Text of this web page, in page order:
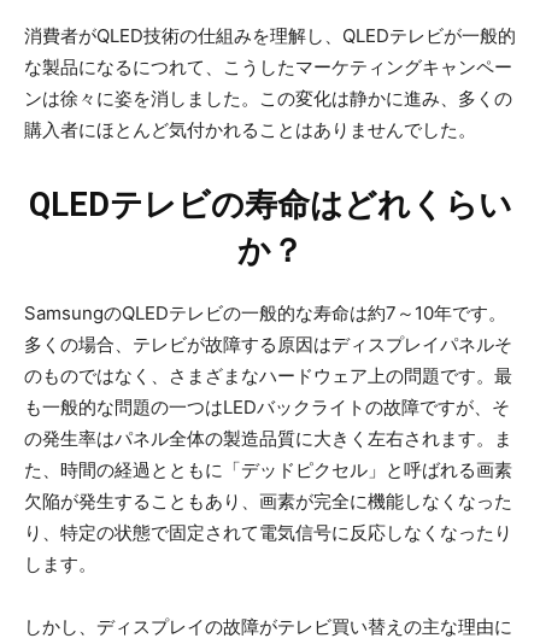
消費者がQLED技術の仕組みを理解し、QLEDテレビが一般的
な製品になるにつれて、こうしたマーケティングキャンペー
ンは徐々に姿を消しました。この変化は静かに進み、多くの
購入者にほとんど気付かれることはありませんでした。
QLEDテレビの寿命はどれくらい
か？
SamsungのQLEDテレビの一般的な寿命は約7～10年です。
多くの場合、テレビが故障する原因はディスプレイパネルそ
のものではなく、さまざまなハードウェア上の問題です。最
も一般的な問題の一つはLEDバックライトの故障ですが、そ
の発生率はパネル全体の製造品質に大きく左右されます。ま
た、時間の経過とともに「デッドピクセル」と呼ばれる画素
欠陥が発生することもあり、画素が完全に機能しなくなった
り、特定の状態で固定されて電気信号に反応しなくなったり
します。
しかし、ディスプレイの故障がテレビ買い替えの主な理由に